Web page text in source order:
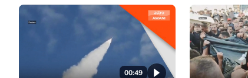
00:49